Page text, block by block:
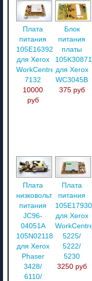
Плата
питания
105E16392
для Xerox
WorkCentre
7132
10000
руб
Блок
питания
платы
105K30871
для Xerox
WC3045B
375 руб
Плата
низковольтного
питания
JC96-
04051A
105N02118
для Xerox
Phaser
3428/
6110/
Плата
питания
105E17930
для Xerox
WorkCentre
5225/
5222/
5230
3250 руб